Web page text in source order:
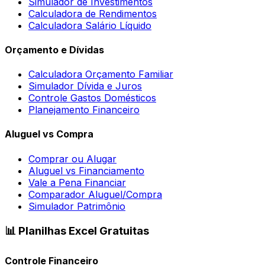
Calculadora de Rendimentos
Calculadora Salário Líquido
Orçamento e Dívidas
Calculadora Orçamento Familiar
Simulador Dívida e Juros
Controle Gastos Domésticos
Planejamento Financeiro
Aluguel vs Compra
Comprar ou Alugar
Aluguel vs Financiamento
Vale a Pena Financiar
Comparador Aluguel/Compra
Simulador Patrimônio
📊 Planilhas Excel Gratuitas
Controle Financeiro